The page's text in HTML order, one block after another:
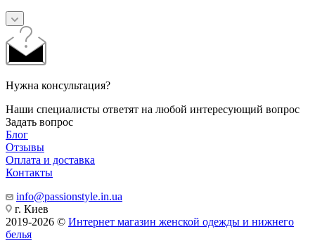
Нужна консультация?
Наши специалисты ответят на любой интересующий вопрос
Задать вопрос
Блог
Отзывы
Оплата и доставка
Контакты
info@passionstyle.in.ua
г. Киев
2019-2026 © Интернет магазин женской одежды и нижнего
белья